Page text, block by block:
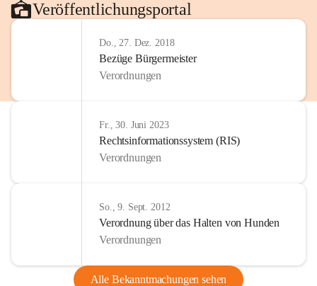
Veröffentlichungsportal
Do., 27. Dez. 2018
Bezüge Bürgermeister
Verordnungen
Fr., 30. Juni 2023
Rechtsinformationssystem (RIS)
Verordnungen
So., 9. Sept. 2012
Verordnung über das Halten von Hunden
Verordnungen
Alle Bekanntmachungen sehen